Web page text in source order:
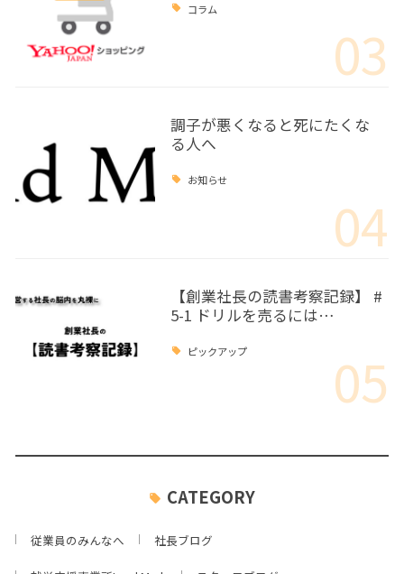
コラム
03
調子が悪くなると死にたくな
る人へ
お知らせ
04
【創業社長の読書考察記録】 #
5-1 ドリルを売るには…
ピックアップ 05
CATEGORY
従業員のみんなへ 社長ブログ